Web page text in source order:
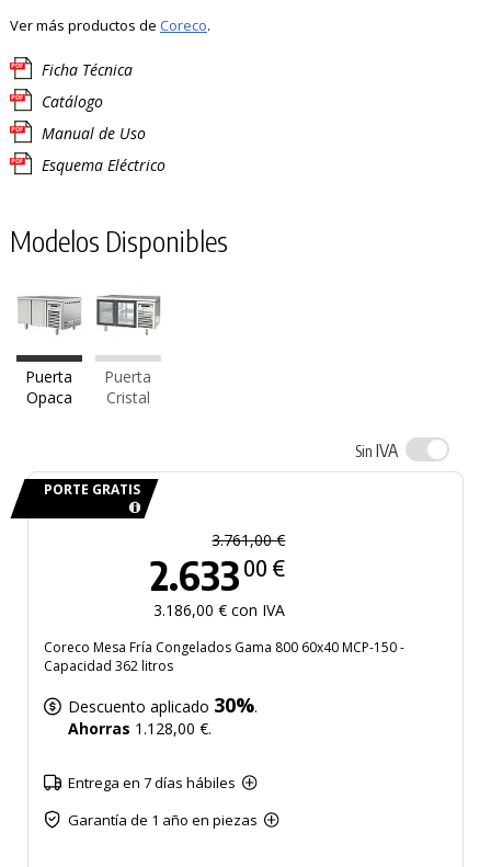
Ver más productos de Coreco.
Ficha Técnica
Catálogo
Manual de Uso
Esquema Eléctrico
Modelos Disponibles
Puerta
Opaca
Puerta
Cristal
Sin IVA
PORTE GRATIS
3.761,00 €
2.633 00 €
3.186,00 € con IVA
Coreco Mesa Fría Congelados Gama 800 60x40 MCP-150 -
Capacidad 362 litros
Descuento aplicado 30%.
Ahorras 1.128,00 €.
Entrega en 7 días hábiles
Garantía de 1 año en piezas